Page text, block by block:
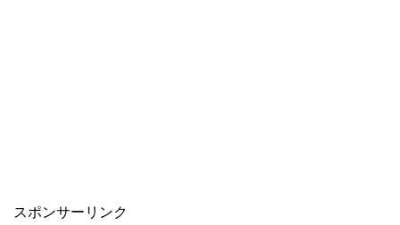
スポンサーリンク